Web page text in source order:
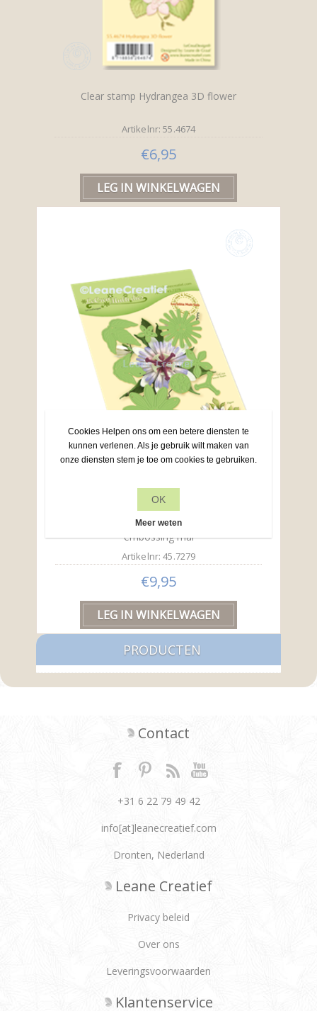
Clear stamp Hydrangea 3D flower
Artikelnr: 55.4674
€6,95
Lea’bilitie® Multi die 021 Passiebloem snij en
embossing mal
Artikelnr: 45.7279
€9,95
PRODUCTEN
Contact
+31 6 22 79 49 42
info[at]leanecreatief.com
Dronten, Nederland
Leane Creatief
Privacy beleid
Over ons
Leveringsvoorwaarden
Klantenservice
Cookies Helpen ons om een betere diensten te
kunnen verlenen. Als je gebruik wilt maken van
onze diensten stem je toe om cookies te gebruiken.
OK
Meer weten